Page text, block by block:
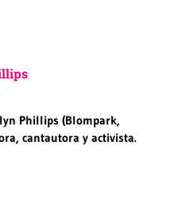
Phillips (Blompark,
cantautora y activista.